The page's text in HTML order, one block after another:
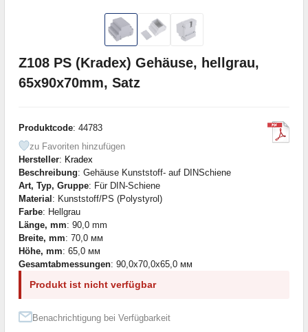
Z108 PS (Kradex) Gehäuse, hellgrau,
65x90x70mm, Satz
Produktcode: 44783
zu Favoriten hinzufügen
Hersteller: Kradex
Beschreibung: Gehäuse Kunststoff- auf DINSchiene
Art, Typ, Gruppe: Für DIN-Schiene
Material: Kunststoff/PS (Polystyrol)
Farbe: Hellgrau
Länge, mm: 90,0 mm
Breite, mm: 70,0 мм
Höhe, mm: 65,0 мм
Gesamtabmessungen: 90,0x70,0x65,0 мм
Produkt ist nicht verfügbar
Benachrichtigung bei Verfügbarkeit